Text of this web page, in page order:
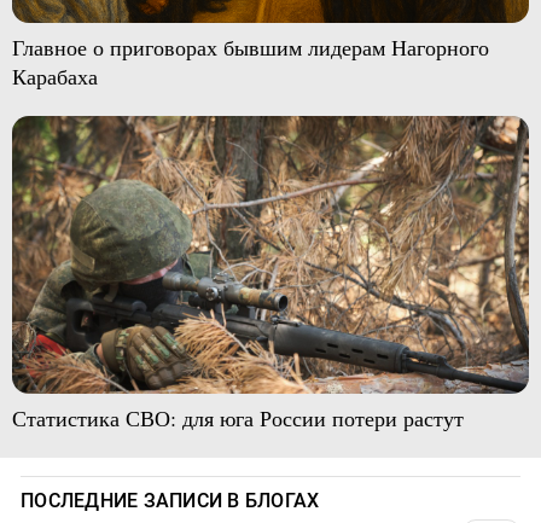
Главное о приговорах бывшим лидерам Нагорного
Карабаха
Статистика СВО: для юга России потери растут
ПОСЛЕДНИЕ ЗАПИСИ В БЛОГАХ